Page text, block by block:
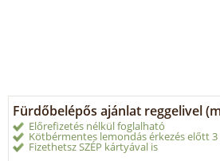
Fürdőbelépős ajánlat reggelivel
Előrefizetés nélkül foglalható
Kötbérmentes lemondás érkezés előtt
Fizethetsz SZÉP kártyával is